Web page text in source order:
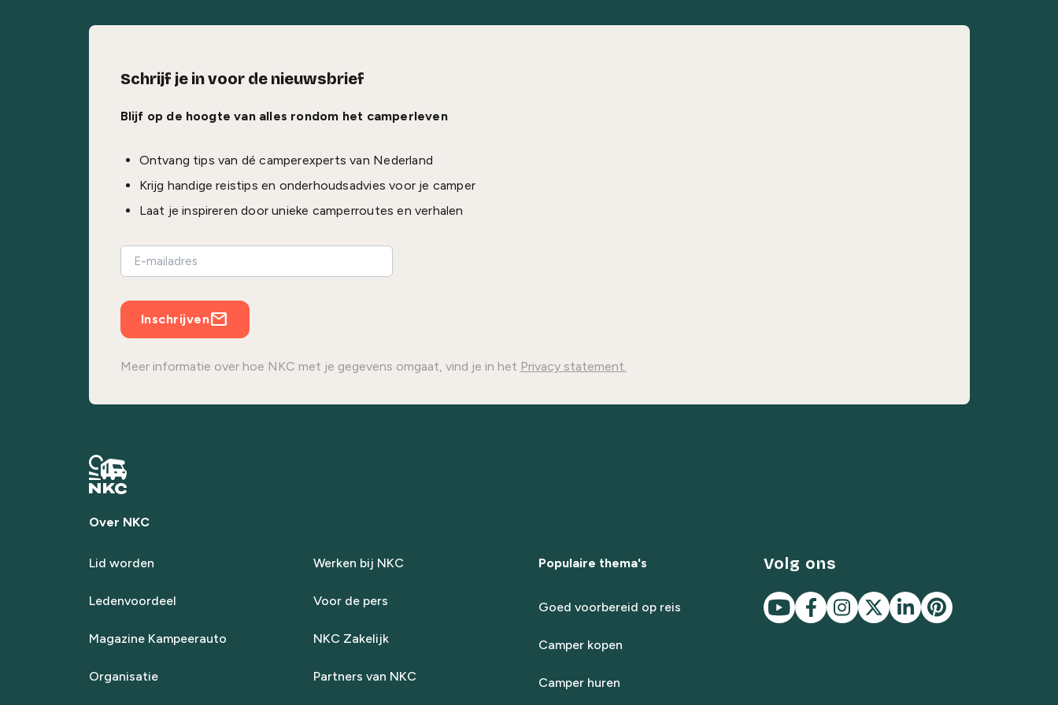
Schrijf je in voor de nieuwsbrief
Blijf op de hoogte van alles rondom het camperleven
Ontvang tips van dé camperexperts van Nederland
Krijg handige reistips en onderhoudsadvies voor je camper
Laat je inspireren door unieke camperroutes en verhalen
Inschrijven
Meer informatie over hoe NKC met je gegevens omgaat, vind je in het Privacy statement.
Over NKC
Lid worden
Ledenvoordeel
Magazine Kampeerauto
Organisatie
Werken bij NKC
Voor de pers
NKC Zakelijk
Partners van NKC
Populaire thema's
Goed voorbereid op reis
Camper kopen
Camper huren
Volg ons